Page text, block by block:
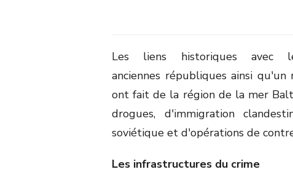
Les liens historiques avec
anciennes républiques ainsi
ont fait de la région de la mer
drogues, d'immigration
soviétique et d'opérations de
Les infrastructures du crime